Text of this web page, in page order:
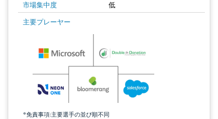
市場集中度 低
主要プレーヤー
*免責事項:主要選手の並び順不同
画像 © Mordor Intelligence。再利用にはCC BY 4.0の表示が必要です。